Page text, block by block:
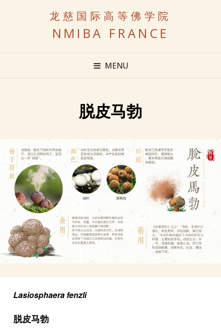
龙慈国际高等佛学院
NMIBA FRANCE
MENU
脱皮马勃
Lasiosphaera fenzli
脱皮马勃